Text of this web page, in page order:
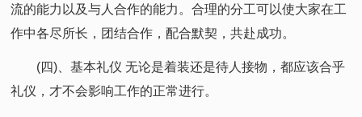
流的能力以及与人合作的能力。合理的分工可以使大家在工
作中各尽所长，团结合作，配合默契，共赴成功。
(四)、基本礼仪 无论是着装还是待人接物，都应该合乎
礼仪，才不会影响工作的正常进行。